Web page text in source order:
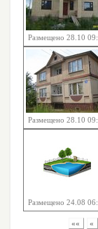
Размещено 28.10
Размещено 28.10
Размещено 24.08
«« «